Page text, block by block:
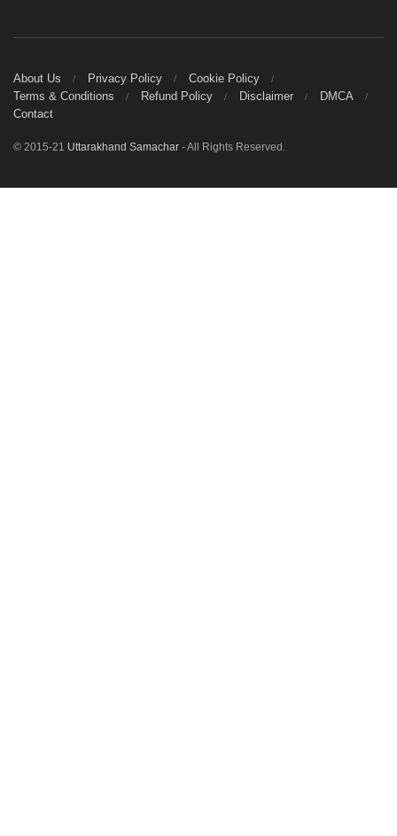
About Us Privacy Policy
Cookie Policy
Terms & Conditions
Refund Policy Disclaimer
DMCA
Contact
© 2015-21 Uttarakhand Samachar - All Rights Reserved.